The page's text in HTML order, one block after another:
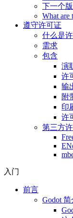
下一个
What are
遵守许可证
什么是
需求
包含
演
许
输
附
印
许
第三方
入门
前言
Godot 简